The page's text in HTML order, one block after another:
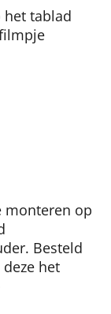
het tablad
monteren op
Besteld
het